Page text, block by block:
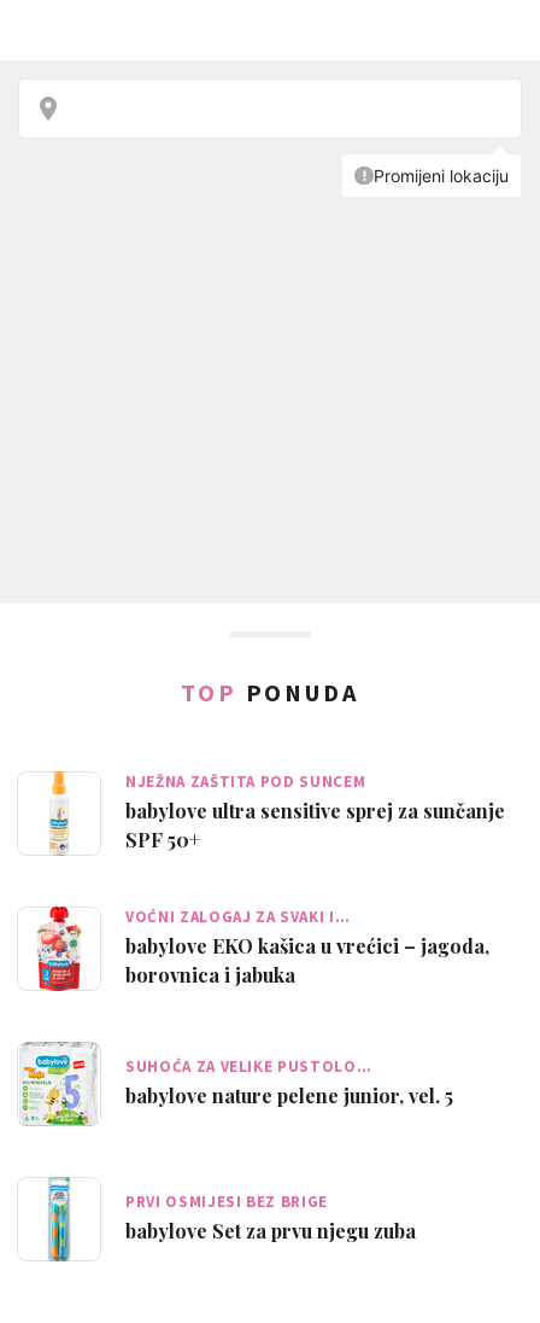
TOP PONUDA
NJEŽNA ZAŠTITA POD SUNCEM
babylove ultra sensitive sprej za sunčanje
SPF 50+
VOĆNI ZALOGAJ ZA SVAKI I…
babylove EKO kašica u vrećici – jagoda,
borovnica i jabuka
SUHOĆA ZA VELIKE PUSTOLO…
babylove nature pelene junior, vel. 5
PRVI OSMIJESI BEZ BRIGE
babylove Set za prvu njegu zuba